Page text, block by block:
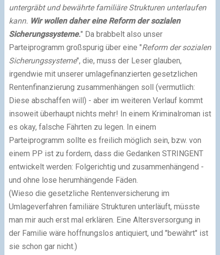
untergräbt und bewährte familiäre Strukturen unterlaufen
kann. Wir wollen daher eine Reform der sozialen
Sicherungssysteme." Da brabbelt also unser
Parteiprogramm großspurig über eine "Reform der sozialen
Sicherungssysteme", die, muss der Leser glauben,
irgendwie mit unserer umlagefinanzierten gesetzlichen
Rentenfinanzierung zusammenhängen soll (vermutlich:
Diese abschaffen will) - aber im weiteren Verlauf kommt
insoweit überhaupt nichts mehr! In einem Kriminalroman ist
es okay, falsche Fährten zu legen. In einem
Parteiprogramm sollte es freilich möglich sein, bzw. von
einem PP ist zu fordern, dass die Gedanken STRINGENT
entwickelt werden: Folgerichtig und zusammenhängend -
und ohne lose herumhängende Fäden.
(Wieso die gesetzliche Rentenversicherung im
Umlageverfahren familiäre Strukturen unterläuft, müsste
man mir auch erst mal erklären. Eine Altersversorgung in
der Familie wäre hoffnungslos antiquiert, und "bewährt" ist
sie schon gar nicht.)